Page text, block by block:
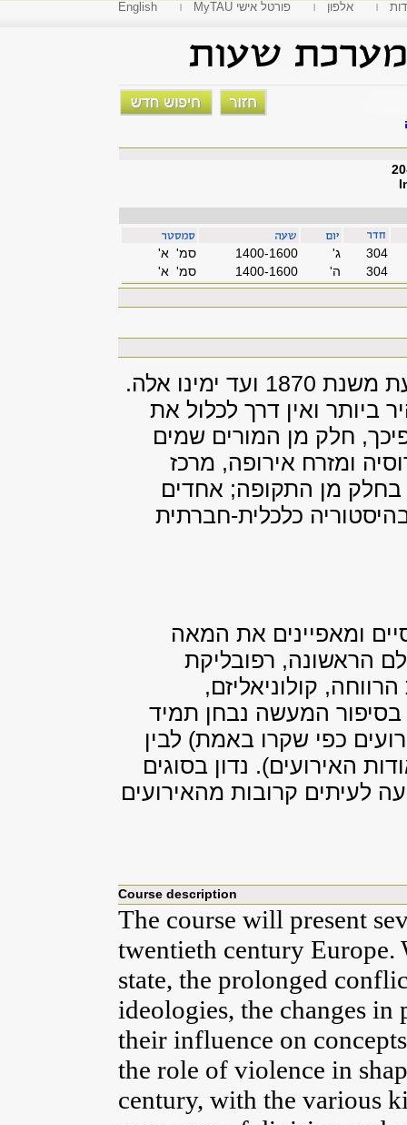
English MyTAU פורטל אישי אלפון
סמ' א' 1400-1600 'ג
304
סמ' א'
1400-1600 'ה 304
כללי: "המאה העשרים הארוכה" משתרעת משנת 1870 ועד ימינו אלה.
ביותר ואין דרך לכלול את
חלק מן המורים שמים
ומזרח אירופה, מרכז
מן התקופה; אחדים
כלכלית-חברתית
ומאפיינים את המאה
הראשונה, רפובליקת
קולוניאליזם,
בסיפור המעשה נבחן תמיד
כפי שקרו באמת) לבין
האירועים). נדון בסוגים
לעיתים קרובות מהאירועים
Course description
The course will present
twentieth century Europe.
state, the prolonged
ideologies, the changes in
their influence on
the role of violence in
century, with the various